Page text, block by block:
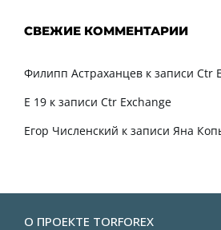
СВЕЖИЕ КОММЕНТАРИИ
Филипп Астраханцев к записи Ctr
Е 19 к записи Ctr Exchange
Егор Численский к записи Яна
О ПРОЕКТЕ TORFOREX